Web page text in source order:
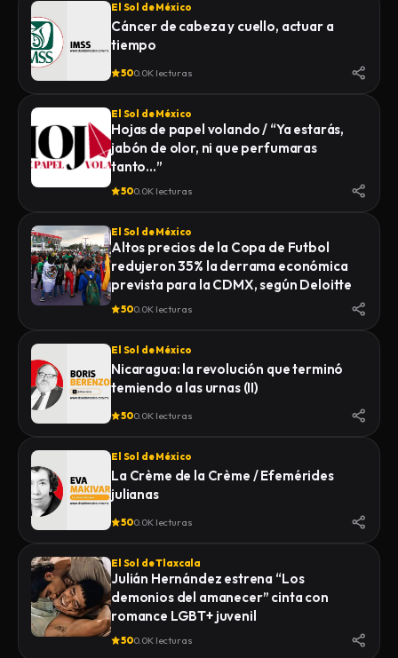
El Sol de México
Cáncer de cabeza y cuello, actuar a
tiempo
500.0K lecturas
El Sol de México
Hojas de papel volando / “Ya estarás,
jabón de olor, ni que perfumaras
tanto…”
500.0K lecturas
El Sol de México
Altos precios de la Copa de Futbol
redujeron 35% la derrama económica
prevista para la CDMX, según Deloitte
500.0K lecturas
El Sol de México
Nicaragua: la revolución que terminó
temiendo a las urnas (II)
500.0K lecturas
El Sol de México
La Crème de la Crème / Efemérides
julianas
500.0K lecturas
El Sol de Tlaxcala
Julián Hernández estrena “Los
demonios del amanecer” cinta con
romance LGBT+ juvenil
500.0K lecturas